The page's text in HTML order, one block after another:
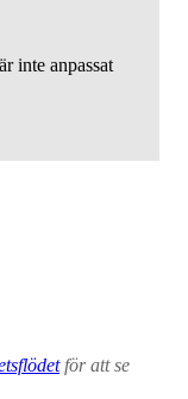
inte anpassat
för att se